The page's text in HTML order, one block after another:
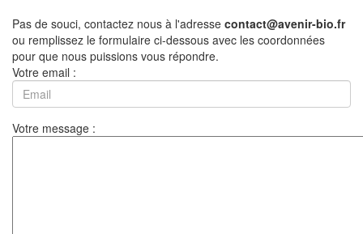
Pas de souci, contactez nous à l'adresse contact@avenir-bio.fr
ou remplissez le formulaire ci-dessous avec les coordonnées
pour que nous puissions vous répondre.
Votre email :
Votre message :